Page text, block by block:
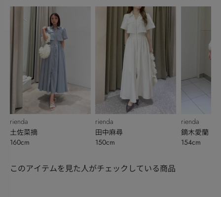
rienda
土佐菜摘
160cm
rienda
田中麻尋
150cm
rienda
鏑木愛蘭
154cm
このアイテムを見た人がチェックしている商品